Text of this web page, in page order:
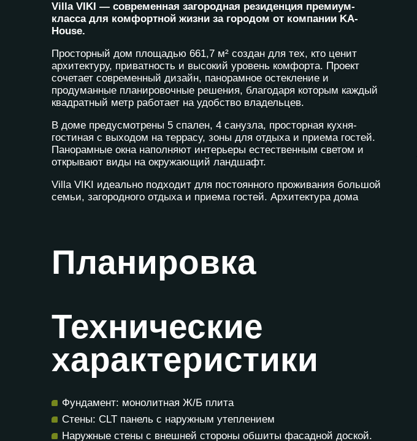
Villa VIKI — современная загородная резиденция премиум-
класса для комфортной жизни за городом от компании KA-
House.
Просторный дом площадью 661,7 м² создан для тех, кто ценит
архитектуру, приватность и высокий уровень комфорта. Проект
сочетает современный дизайн, панорамное остекление и
продуманные планировочные решения, благодаря которым каждый
квадратный метр работает на удобство владельцев.
В доме предусмотрены 5 спален, 4 санузла, просторная кухня-
гостиная с выходом на террасу, зоны для отдыха и приема гостей.
Панорамные окна наполняют интерьеры естественным светом и
открывают виды на окружающий ландшафт.
Villa VIKI идеально подходит для постоянного проживания большой
семьи, загородного отдыха и приема гостей. Архитектура дома
Планировка
Технические
характеристики
Фундамент: монолитная Ж/Б плита
Стены: CLT панель с наружным утеплением
Наружные стены с внешней стороны обшиты фасадной доской.